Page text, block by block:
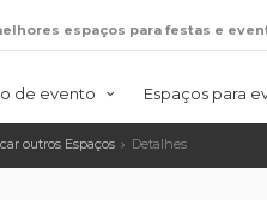
espaços para festas e
de evento Espaços para
outros Espaços Detalhes